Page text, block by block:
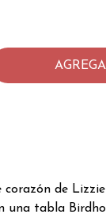
corazón de
una tabla